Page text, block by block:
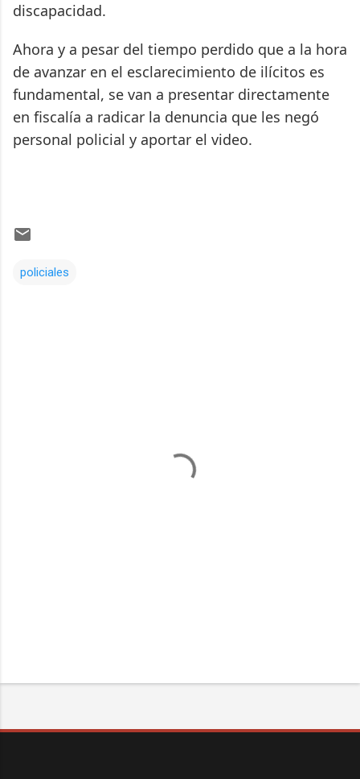
discapacidad.
Ahora y a pesar del tiempo perdido que a la hora
de avanzar en el esclarecimiento de ilícitos es
fundamental, se van a presentar directamente
en fiscalía a radicar la denuncia que les negó
personal policial y aportar el video.
policiales